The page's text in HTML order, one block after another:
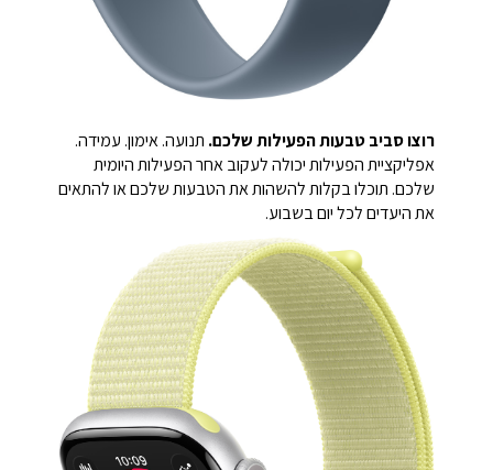
רוצו סביב טבעות הפעילות שלכם. תנועה. אימון. עמידה.
אפליקציית הפעילות יכולה לעקוב אחר הפעילות היומית
שלכם. תוכלו בקלות להשהות את הטבעות שלכם או להתאים
את היעדים לכל יום בשבוע.